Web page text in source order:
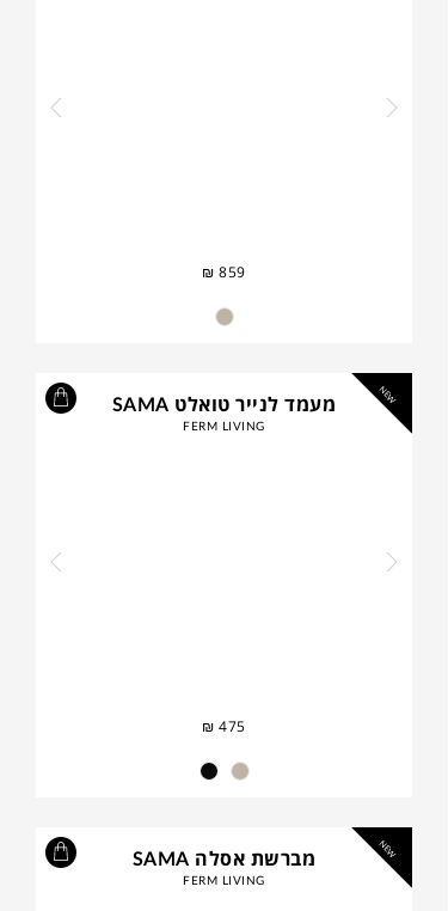
₪ 859
NEW מעמד לנייר טואלט SAMA
FERM LIVING
₪ 475
NEW מברשת אסלה SAMA
FERM LIVING